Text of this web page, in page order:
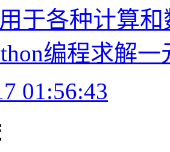
于各种计算
编程求解
01:56:43